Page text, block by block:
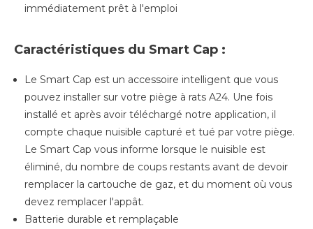
immédiatement prêt à l'emploi
Caractéristiques du Smart Cap :
Le Smart Cap est un accessoire intelligent que vous
pouvez installer sur votre piège à rats A24. Une fois
installé et après avoir téléchargé notre application, il
compte chaque nuisible capturé et tué par votre piège.
Le Smart Cap vous informe lorsque le nuisible est
éliminé, du nombre de coups restants avant de devoir
remplacer la cartouche de gaz, et du moment où vous
devez remplacer l'appât.
Batterie durable et remplaçable